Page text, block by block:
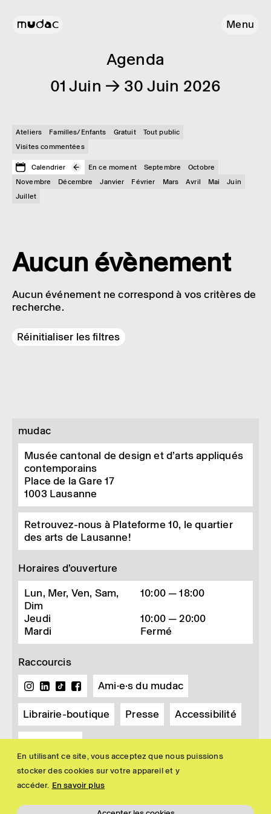
En utilisant ce site, vous acceptez que nous puissions
stocker des cookies sur votre appareil et y
accéder. En savoir plus
Menu
Agenda
01 Juin → 30 Juin 2026
Ateliers Familles/Enfants Gratuit
Tout public
Visites commentées
Calendrier En ce moment Septembre
Octobre
Novembre
Décembre Janvier Février Mars Avril Mai
Juin
Juillet
Aucun évènement
Aucun événement ne correspond à vos critères de
recherche.
Réinitialiser les filtres
mudac
Musée cantonal de design et d’arts appliqués
contemporains
Place de la Gare 17
1003 Lausanne
Retrouvez-nous à Plateforme 10, le quartier
des arts de Lausanne!
Horaires d’ouverture
Lun, Mer, Ven, Sam,
Dim
10:00 — 18:00
Jeudi
10:00 — 20:00
Mardi
Fermé
Raccourcis
Ami·e·s du mudac
Librairie-boutique Presse Accessibilité
Newsletter